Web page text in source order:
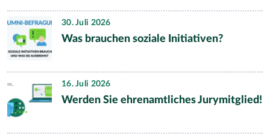
30. Juli 2026
Was brauchen soziale Initiativen?
16. Juli 2026
Werden Sie ehrenamtliches Jurymitglied!